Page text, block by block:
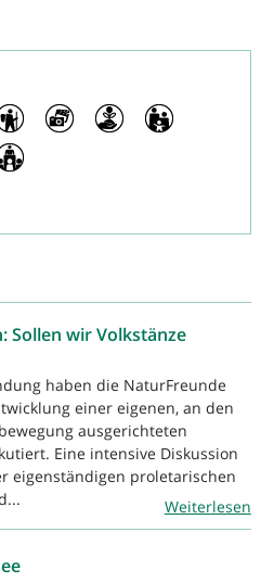
Sollen wir Volkstänze
haben die NaturFreunde
einer eigenen, an den
ausgerichteten
Eine intensive Diskussion
eigenständigen proletarischen
Weiterlesen